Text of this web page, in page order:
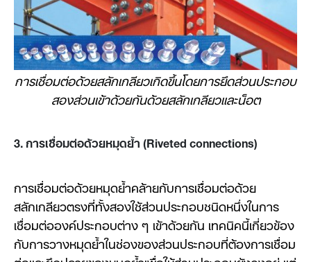
การเชื่อมต่อด้วยสลักเกลียวเกิดขึ้นโดยการยึดส่วนประกอบ
สองส่วนเข้าด้วยกันด้วยสลักเกลียวและน็อต
3. การเชื่อมต่อด้วยหมุดย้ำ (Riveted connections)
การเชื่อมต่อด้วยหมุดย้ำคล้ายกับการเชื่อมต่อด้วย
สลักเกลียวตรงที่ทั้งสองใช้ส่วนประกอบชนิดหนึ่งในการ
เชื่อมต่อองค์ประกอบต่าง ๆ เข้าด้วยกัน เทคนิคนี้เกี่ยวข้อง
กับการวางหมุดย้ำในช่องของส่วนประกอบที่ต้องการเชื่อม